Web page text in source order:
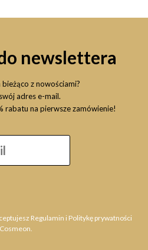
newslettera
bieżąco z nowościami?
adres e-mail.
na pierwsze zamówienie!
Regulamin i Politykę prywatności
Cosmeon.